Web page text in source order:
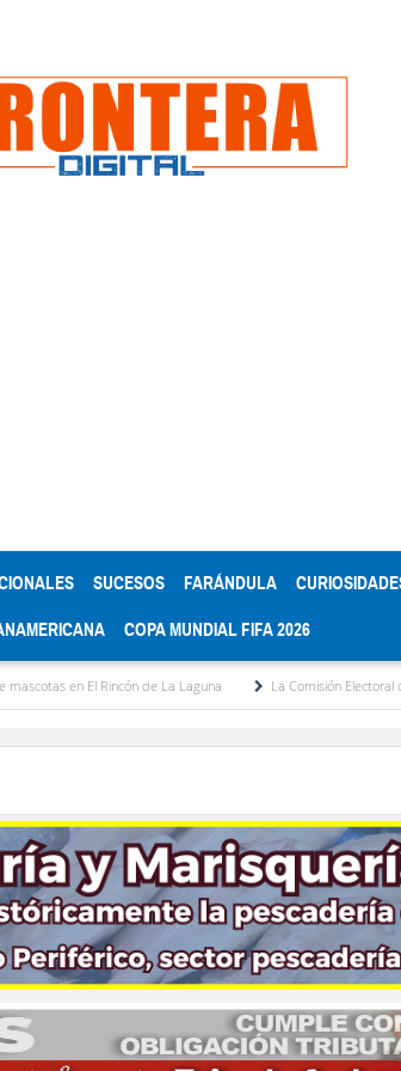
SUCESOS FARÁNDULA
COPA MUNDIAL FIFA 2026
de La Laguna La Comisión Electoral del Colegio de